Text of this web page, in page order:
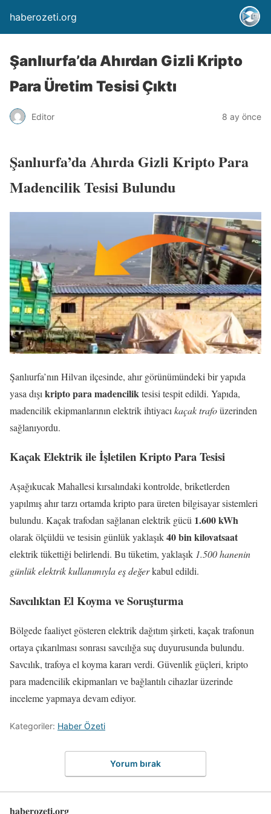
haberozeti.org
Şanlıurfa’da Ahırdan Gizli Kripto
Para Üretim Tesisi Çıktı
Editor 8 ay önce
Şanlıurfa’da Ahırda Gizli Kripto Para
Madencilik Tesisi Bulundu
Şanlıurfa’nın Hilvan ilçesinde, ahır görünümündeki bir yapıda
yasa dışı kripto para madenciliktesisi tespit edildi. Yapıda,
madencilik ekipmanlarının elektrik ihtiyacı kaçak trafoüzerinden
sağlanıyordu.
Kaçak Elektrik ile İşletilen Kripto Para Tesisi
Aşağıkucak Mahallesi kırsalındaki kontrolde, briketlerden
yapılmış ahır tarzı ortamda kripto para üreten bilgisayar sistemleri
bulundu. Kaçak trafodan sağlanan elektrik gücü 1.600 kWh
olarak ölçüldü ve tesisin günlük yaklaşık40 bin kilovatsaat
elektrik tükettiği belirlendi. Bu tüketim, yaklaşık 1.500 hanenin
günlük elektrik kullanımıyla eş değerkabul edildi.
Savcılıktan El Koyma ve Soruşturma
Bölgede faaliyet gösteren elektrik dağıtım şirketi, kaçak trafonun
ortaya çıkarılması sonrası savcılığa suç duyurusunda bulundu.
Savcılık, trafoya el koyma kararı verdi. Güvenlik güçleri, kripto
para madencilik ekipmanları ve bağlantılı cihazlar üzerinde
inceleme yapmaya devam ediyor.
Kategoriler: Haber Özeti
Yorum bırak
haberozeti.org